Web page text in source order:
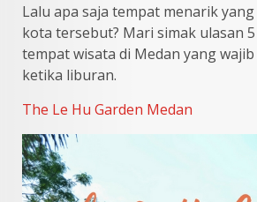
Lalu apa saja tempat menarik
kota tersebut? Mari simak ulasan
tempat wisata di Medan yang
ketika liburan.
The Le Hu Garden Medan